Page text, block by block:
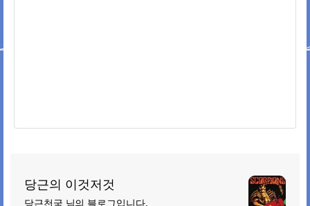
당근의 이것저것
당근천국 님의 블로그입니다.